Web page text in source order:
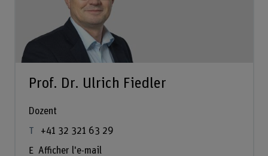
Prof. Dr. Ulrich Fiedler
Dozent
+41 32 321 63 29
Afficher l'e-mail